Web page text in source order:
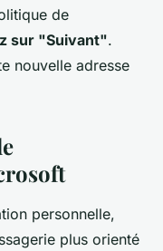
de
sur "Suivant".
nouvelle adresse
personnelle,
plus orienté